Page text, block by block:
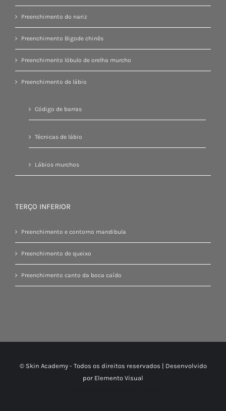
Preenchimento do nariz
Preenchimento Bigode chinês
Preenchimento lóbulo de orelha murcho
Preenchimento de lábio
Código de barras
Técnicas de lábio
Lábios murchos
TERÇO INFERIOR
Preenchimento e contorno mandibula
Preenchimento de queixo
Preenchimento canto da boca caído
© Skin Academy - Todos os direitos reservados | Desenvolvido
por Elemento Visual